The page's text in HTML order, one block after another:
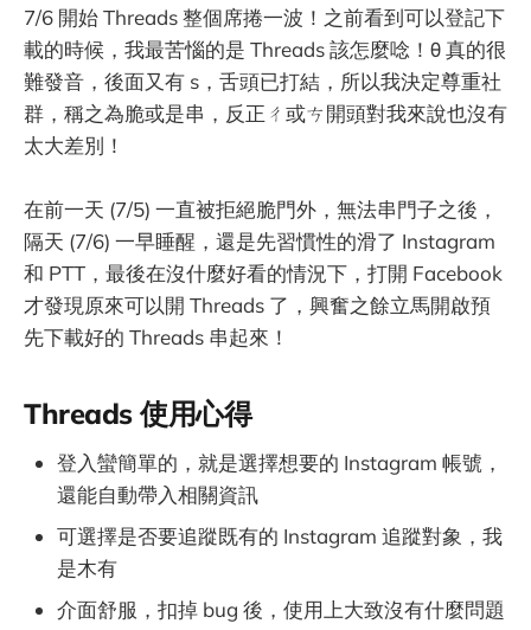
7/6 開始 Threads 整個席捲一波！之前看到可以登記下
載的時候，我最苦惱的是 Threads 該怎麼唸！θ 真的很
難發音，後面又有 s，舌頭已打結，所以我決定尊重社
群，稱之為脆或是串，反正ㄔ或ㄘ開頭對我來說也沒有
太大差別！
在前一天 (7/5) 一直被拒絕脆門外，無法串門子之後，
隔天 (7/6) 一早睡醒，還是先習慣性的滑了 Instagram
和 PTT，最後在沒什麼好看的情況下，打開 Facebook
才發現原來可以開 Threads 了，興奮之餘立馬開啟預
先下載好的 Threads 串起來！
Threads 使用心得
登入蠻簡單的，就是選擇想要的 Instagram 帳號，
還能自動帶入相關資訊
可選擇是否要追蹤既有的 Instagram 追蹤對象，我
是木有
介面舒服，扣掉 bug 後，使用上大致沒有什麼問題